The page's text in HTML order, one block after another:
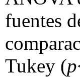
fuentes
Tukey (p